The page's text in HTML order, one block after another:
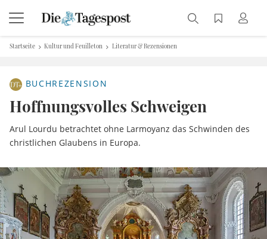
Startseite Kultur und Feuilleton Literatur & Rezensionen
BUCHREZENSION
Hoffnungsvolles Schweigen
Arul Lourdu betrachtet ohne Larmoyanz das Schwinden des
christlichen Glaubens in Europa.